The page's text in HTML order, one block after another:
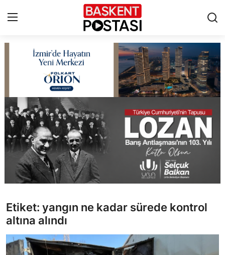
Çerez Politikası
Künye
Ankara
TBMM
Cumhurbaşkanlığı
Bakanlıklar
Etiket: yangın ne kadar sürede kontrol
altına alındı